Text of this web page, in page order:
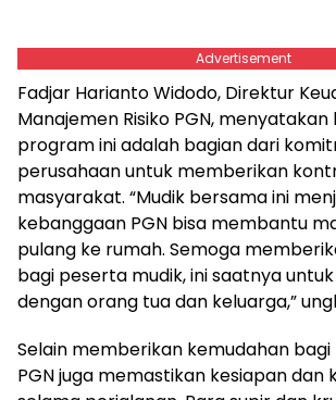
Advertisement
Fadjar Harianto Widodo, Direktur
Manajemen Risiko PGN,
program ini adalah bagian dari
perusahaan untuk memberikan
masyarakat. “Mudik bersama ini
kebanggaan PGN bisa membantu
pulang ke rumah. Semoga
bagi peserta mudik, ini saatnya
dengan orang tua dan keluarga,”
Selain memberikan kemudahan
PGN juga memastikan kesiapan dan